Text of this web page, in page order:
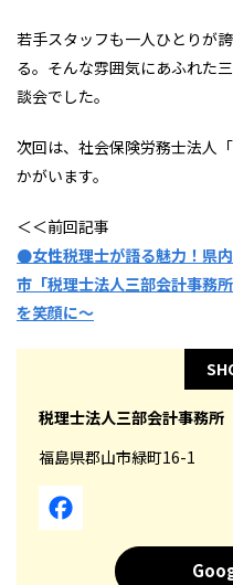
若手スタッフも一人ひとりが
る。そんな雰囲気にあふれた
談会でした。
次回は、社会保険労務士法人
かがいます。
＜＜前回記事
●女性税理士が語る魅力！県
市「税理士法人三部会計事務
を笑顔に～
税理士法人三部会計事務所
福島県郡山市緑町16-1